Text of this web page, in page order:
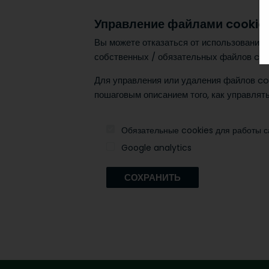
Управление файлами cookies
Вы можете отказаться от
собственных / обязательных файлов
Для управления или удаления файлов
пошаговым описанием того, как
Обязательные cookies для работы
Google analytics
СОХРАНИТЬ